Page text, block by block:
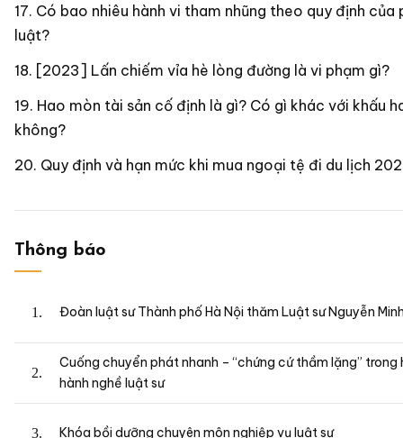
Có bao nhiêu hành vi tham nhũng theo quy định của
luật?
[2023] Lấn chiếm vỉa hè lòng đường là vi phạm gì?
Hao mòn tài sản cố định là gì? Có gì khác với khấu
không?
Quy định và hạn mức khi mua ngoại tệ đi du lịch
Thông báo
Đoàn luật sư Thành phố Hà Nội thăm Luật sư Nguyễn
Cuống chuyển phát nhanh – “chứng cứ thầm lặng”
hành nghề luật sư
Khóa bồi dưỡng chuyên môn nghiệp vụ luật sư